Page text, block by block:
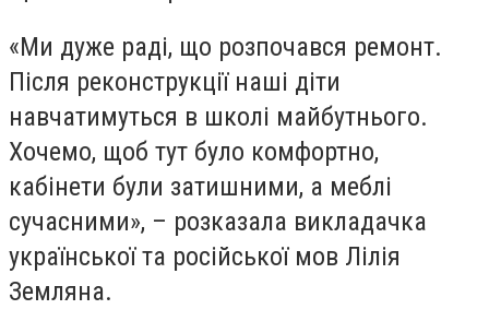
«Ми дуже раді, що розпочався ремонт.
Після реконструкції наші діти
навчатимуться в школі майбутнього.
Хочемо, щоб тут було комфортно,
кабінети були затишними, а меблі
сучасними», – розказала викладачка
української та російської мов Лілія
Земляна.